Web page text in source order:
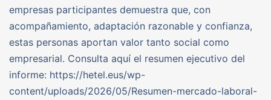
empresas participantes demuestra que, con
acompañamiento, adaptación razonable y confianza,
estas personas aportan valor tanto social como
empresarial. Consulta aquí el resumen ejecutivo del
informe: https://hetel.eus/wp-
content/uploads/2026/05/Resumen-mercado-laboral-